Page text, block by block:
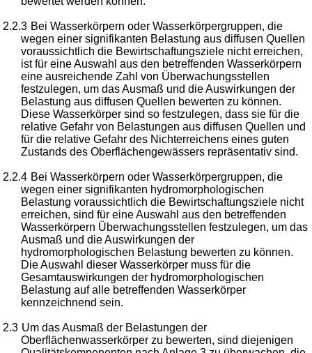
2.2.3 Bei Wasserkörpern oder Wasserkörpergruppen, die
wegen einer signifikanten Belastung aus diffusen Quellen
voraussichtlich die Bewirtschaftungsziele nicht erreichen,
ist für eine Auswahl aus den betreffenden Wasserkörpern
eine ausreichende Zahl von Überwachungsstellen
festzulegen, um das Ausmaß und die Auswirkungen der
Belastung aus diffusen Quellen bewerten zu können.
Diese Wasserkörper sind so festzulegen, dass sie für die
relative Gefahr von Belastungen aus diffusen Quellen und
für die relative Gefahr des Nichterreichens eines guten
Zustands des Oberflächengewässers repräsentativ sind.
2.2.4 Bei Wasserkörpern oder Wasserkörpergruppen, die
wegen einer signifikanten hydromorphologischen
Belastung voraussichtlich die Bewirtschaftungsziele nicht
erreichen, sind für eine Auswahl aus den betreffenden
Wasserkörpern Überwachungsstellen festzulegen, um das
Ausmaß und die Auswirkungen der
hydromorphologischen Belastung bewerten zu können.
Die Auswahl dieser Wasserkörper muss für die
Gesamtauswirkungen der hydromorphologischen
Belastung auf alle betreffenden Wasserkörper
kennzeichnend sein.
2.3 Um das Ausmaß der Belastungen der
Oberflächenwasserkörper zu bewerten, sind diejenigen